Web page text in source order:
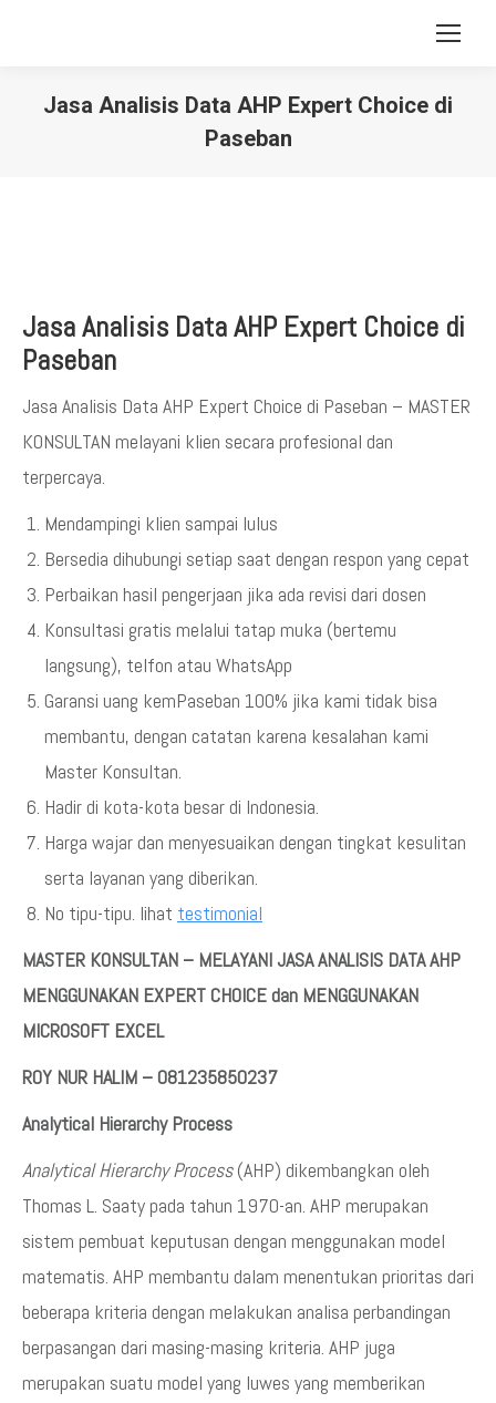
Jasa Analisis Data AHP Expert Choice di
Paseban
Jasa Analisis Data AHP Expert Choice di
Paseban
Jasa Analisis Data AHP Expert Choice di Paseban – MASTER
KONSULTAN melayani klien secara profesional dan
terpercaya.
Mendampingi klien sampai lulus
Bersedia dihubungi setiap saat dengan respon yang cepat
Perbaikan hasil pengerjaan jika ada revisi dari dosen
Konsultasi gratis melalui tatap muka (bertemu
langsung), telfon atau WhatsApp
Garansi uang kemPaseban 100% jika kami tidak bisa
membantu, dengan catatan karena kesalahan kami
Master Konsultan.
Hadir di kota-kota besar di Indonesia.
Harga wajar dan menyesuaikan dengan tingkat kesulitan
serta layanan yang diberikan.
No tipu-tipu. lihat testimonial
MASTER KONSULTAN – MELAYANI JASA ANALISIS DATA AHP
MENGGUNAKAN EXPERT CHOICE dan MENGGUNAKAN
MICROSOFT EXCEL
ROY NUR HALIM – 081235850237
Analytical Hierarchy Process
Analytical Hierarchy Process(AHP) dikembangkan oleh
Thomas L. Saaty pada tahun 1970-an. AHP merupakan
sistem pembuat keputusan dengan menggunakan model
matematis. AHP membantu dalam menentukan prioritas dari
beberapa kriteria dengan melakukan analisa perbandingan
berpasangan dari masing-masing kriteria. AHP juga
merupakan suatu model yang luwes yang memberikan